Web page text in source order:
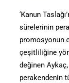
‘Kanun
sürelerinin
promosyonun
çeşitliliğine
değinen
perakendenin